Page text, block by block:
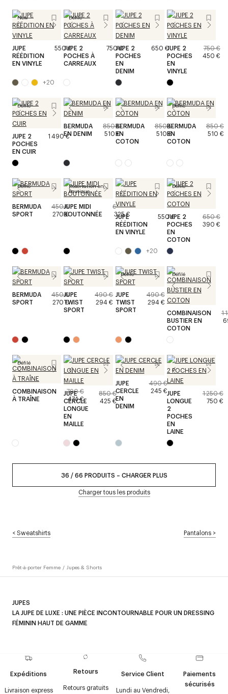
New
JUPE
RÉÉDITION
EN VINYLE
550 €
+20
Défilé
JUPE 2
POCHES À
CARREAUX
750 €JUPE 2
POCHES
EN
DENIM
650 €JUPE 2
POCHES
EN
VINYLE
750 €
450 €
Défilé
JUPE 2
POCHES
EN CUIR
1 490 €
BERMUDA
EN DENIM
850 €
510 €
BERMUDA
EN
COTON
850 €
510 €
Défilé
BERMUDA
EN
COTON
850 €
510 €
Défilé
BERMUDA
SPORT
450 €
270 €
Réservation en
boutique
JUPE MIDI
BOUTONNÉE
650 €
325 €
JUPE
RÉÉDITION
EN VINYLE
550 €
+20
Défilé
JUPE 2
POCHES
EN
COTON
650 €
390 €
BERMUDA
SPORT
450 €
270 €
JUPE
TWIST
SPORT
490 €
294 €
Défilé
JUPE
TWIST
SPORT
490 €
294 €
Défilé
COMBINAISON
BUSTIER EN
COTON
1
Défilé
COMBINAISON
À TRAÎNE
790 €
474 €
JUPE
CERCLE
LONGUE
EN
MAILLE
850 €
425 €
JUPE
CERCLE
EN
DENIM
490 €
245 €JUPE
LONGUE
2
POCHES
EN
LAINE
1 250 €
750 €
36 /66 PRODUITS – CHARGER PLUS
Charger tous les produits
<Sweatshirts Pantalons >
Prêt-à-porter Femme / Jupes & Shorts
JUPES
LA JUPE DE LUXE : UNE PIÈCE INCONTOURNABLE POUR UN DRESSING
FÉMININ HAUT DE GAMME
Aujourd'hui, elle continue d'inspirer les garde-robes féminines avec
des créations qui défient le temps et les tendances. Au cœur de cet
héritage se trouve la jupe de luxe, une pièce phare qui s'impose
comme un incontournable dans un dressing haut de gamme.
Expéditions
Livraison express
Retours
Retours gratuits
Service Client
Lundi au Vendredi,
Paiements
sécurisés